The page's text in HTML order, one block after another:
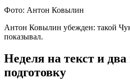
Фото: Антон Ковылин
Антон Ковылин убежден: такой
показывал.
Неделя на текст и
подготовку